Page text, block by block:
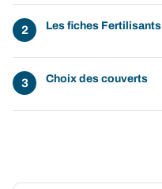
Les fiches Fertilisants
Choix des couverts